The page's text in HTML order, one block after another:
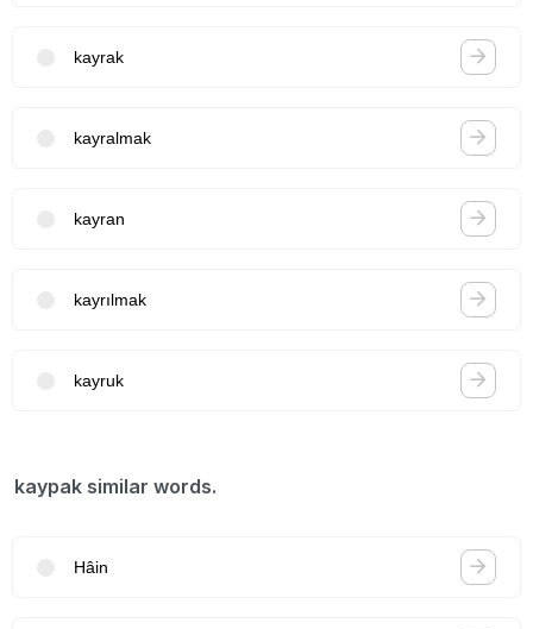
kayrak
kayralmak
kayran
kayrılmak
kayruk
kaypak similar words.
Hâin